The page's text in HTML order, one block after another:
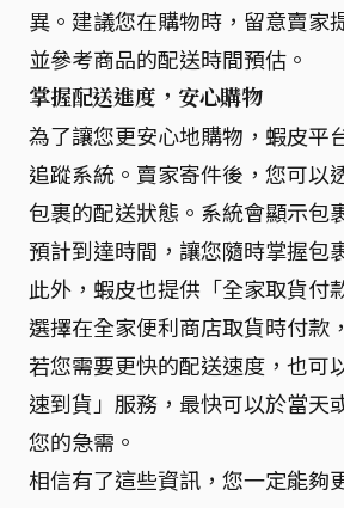
異。建議您在購物時，留意賣家
並參考商品的配送時間預估。
掌握配送進度，安心購物
為了讓您更安心地購物，蝦皮平
追蹤系統。賣家寄件後，您可以
包裹的配送狀態。系統會顯示包
預計到達時間，讓您隨時掌握包
此外，蝦皮也提供「全家取貨付
選擇在全家便利商店取貨時付款
若您需要更快的配送速度，也可
速到貨」服務，最快可以於當天
您的急需。
相信有了這些資訊，您一定能夠